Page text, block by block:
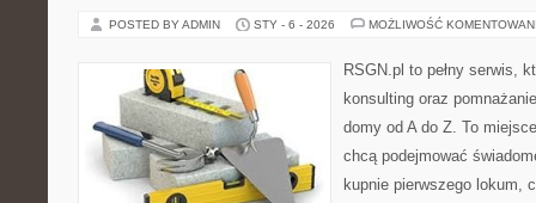
POSTED BY ADMIN STY - 6 - 2026 MOŻLIWOŚĆ
RSGN.pl to pełny serwis,
konsulting oraz
domy od A do Z. To
chcą podejmować
kupnie pierwszego lokum,